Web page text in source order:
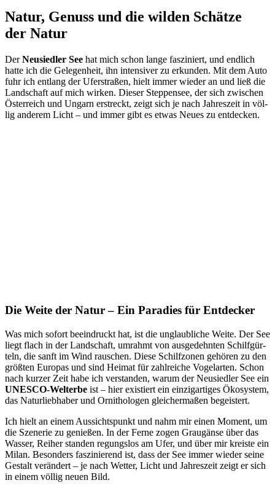
Natur, Genuss und die wilden Schätze
der Natur
DerNeu­sied­ler See hat mich schon lan­ge fas­zi­niert, und end­lich
hat­te ich die Gele­gen­heit, ihn inten­si­ver zu erkun­den. Mit dem Auto
fuhr ich ent­lang der Ufer­stra­ßen, hielt immer wie­der an und ließ die
Land­schaft auf mich wir­ken. Die­ser Step­pen­see, der sich zwi­schen
Öster­reich und Ungarn erstreckt, zeigt sich je nach Jah­res­zeit in völ­
lig ande­rem Licht – und immer gibt es etwas Neu­es zu entdecken.
Die Weite der Natur – Ein Paradies für Entdecker
Was mich sofort beein­druckt hat, ist die unglaub­li­che Wei­te. Der See
liegt flach in der Land­schaft, umrahmt von aus­ge­dehn­ten Schilf­gür­
teln, die sanft im Wind rau­schen. Die­se Schilf­zo­nen gehö­ren zu den
größ­ten Euro­pas und sind Hei­mat für zahl­rei­che Vogel­ar­ten. Schon
nach kur­zer Zeit habe ich ver­stan­den, war­um der Neu­sied­ler See ein
UNESCO-Welt­erbe ist – hier exis­tiert ein ein­zig­ar­ti­ges Öko­sys­tem,
das Natur­lieb­ha­ber und Orni­tho­lo­gen glei­cher­ma­ßen begeistert.
Ich hielt an einem Aus­sichts­punkt und nahm mir einen Moment, um
die Sze­ne­rie zu genie­ßen. In der Fer­ne zogen Grau­gän­se über das
Was­ser, Rei­her stan­den regungs­los am Ufer, und über mir kreis­te ein
Milan. Beson­ders fas­zi­nie­rend ist, dass der See immer wie­der sei­ne
Gestalt ver­än­dert – je nach Wet­ter, Licht und Jah­res­zeit zeigt er sich
in einem völ­lig neu­en Bild.